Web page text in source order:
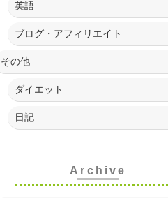
英語
ブログ・アフィリエイト
その他
ダイエット
日記
Archive